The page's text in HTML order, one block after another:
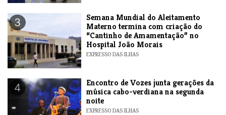
3
Semana Mundial do Aleitamento
Materno termina com criação do
“Cantinho de Amamentação” no
Hospital João Morais
EXPRESSO DAS ILHAS
4
Encontro de Vozes junta gerações da
música cabo-verdiana na segunda
noite
EXPRESSO DAS ILHAS